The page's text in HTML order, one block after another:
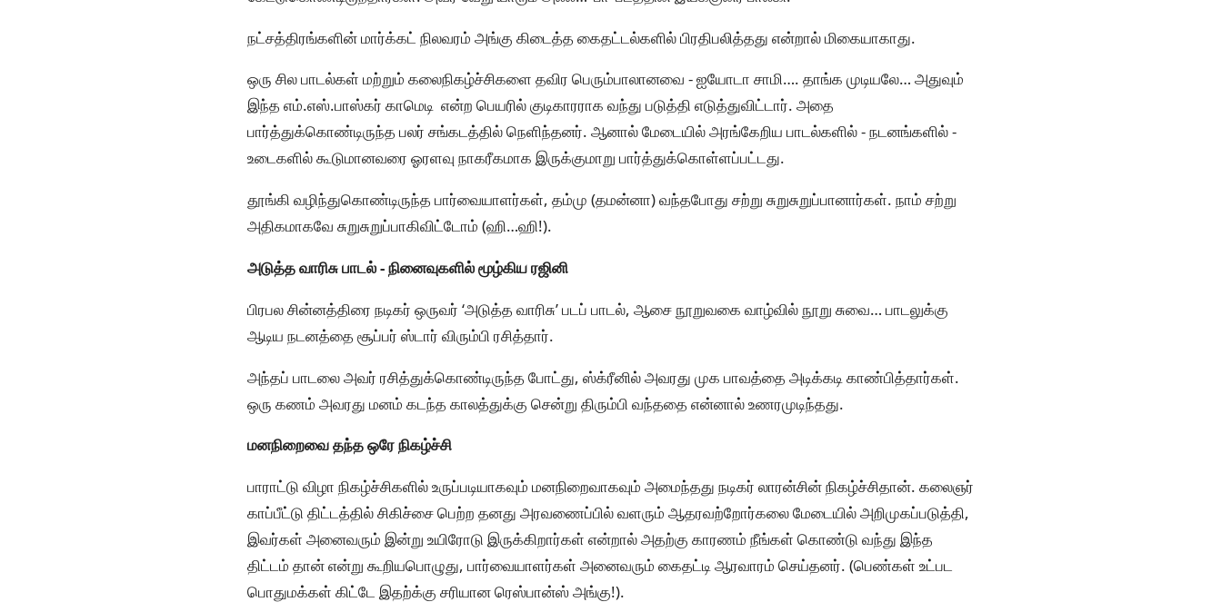
நட்சத்திரங்களின் மார்க்கட் நிலவரம் அங்கு கிடைத்த கைதட்டல்களில் பிரதிபலித்தது என்றால் மிகையாகாது.
ஒரு சில பாடல்கள் மற்றும் கலைநிகழ்ச்சிகளை தவிர பெரும்பாலானவை - ஐயோடா சாமி…. தாங்க முடியலே… அதுவும்
இந்த எம்.எஸ்.பாஸ்கர் காமெடி என்ற பெயரில் குடிகாரராக வந்து படுத்தி எடுத்துவிட்டார். அதை
பார்த்துக்கொண்டிருந்த பலர் சங்கடத்தில் நெளிந்தனர். ஆனால் மேடையில் அரங்கேறிய பாடல்களில் - நடனங்களில் -
உடைகளில் கூடுமானவரை ஓரளவு நாகரீகமாக இருக்குமாறு பார்த்துக்கொள்ளப்பட்டது.
தூங்கி வழிந்துகொண்டிருந்த பார்வையாளர்கள், தம்மு (தமன்னா) வந்தபோது சற்று சுறுசுறுப்பானார்கள். நாம் சற்று
அதிகமாகவே சுறுசுறுப்பாகிவிட்டோம் (ஹி…ஹி!).
அடுத்த வாரிசு பாடல் - நினைவுகளில் மூழ்கிய ரஜினி
பிரபல சின்னத்திரை நடிகர் ஒருவர் ‘அடுத்த வாரிசு’ படப் பாடல், ஆசை நூறுவகை வாழ்வில் நூறு சுவை… பாடலுக்கு
ஆடிய நடனத்தை சூப்பர் ஸ்டார் விரும்பி ரசித்தார்.
அந்தப் பாடலை அவர் ரசித்துக்கொண்டிருந்த போட்து, ஸ்க்ரீனில் அவரது முக பாவத்தை அடிக்கடி காண்பித்தார்கள்.
ஒரு கணம் அவரது மனம் கடந்த காலத்துக்கு சென்று திரும்பி வந்ததை என்னால் உணரமுடிந்தது.
மனநிறைவை தந்த ஒரே நிகழ்ச்சி
பாராட்டு விழா நிகழ்ச்சிகளில் உருப்படியாகவும் மனநிறைவாகவும் அமைந்தது நடிகர் லாரன்சின் நிகழ்ச்சிதான். கலைஞர்
காப்பீட்டு திட்டத்தில் சிகிச்சை பெற்ற தனது அரவணைப்பில் வளரும் ஆதரவற்றோர்கலை மேடையில் அறிமுகப்படுத்தி,
இவர்கள் அனைவரும் இன்று உயிரோடு இருக்கிறார்கள் என்றால் அதற்கு காரணம் நீங்கள் கொண்டு வந்து இந்த
திட்டம் தான் என்று கூறியபொழுது, பார்வையாளர்கள் அனைவரும் கைதட்டி ஆரவாரம் செய்தனர். (பெண்கள் உட்பட
பொதுமக்கள் கிட்டே இதற்க்கு சரியான ரெஸ்பான்ஸ் அங்கு!).